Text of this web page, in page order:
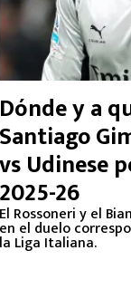
Dónde y a
Santiago
vs Udinese
2025-26
El Rossoneri y el
en el duelo
la Liga Italiana.